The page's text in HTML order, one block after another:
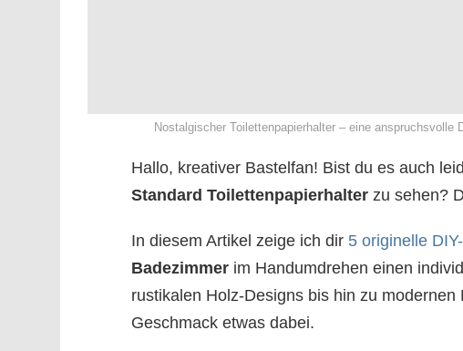
Nostalgischer Toilettenpapierhalter – eine
Hallo, kreativer Bastelfan! Bist du es auch
Standard Toilettenpapierhalter zu sehen?
In diesem Artikel zeige ich dir 5 originelle
Badezimmer im Handumdrehen einen
rustikalen Holz-Designs bis hin zu
Geschmack etwas dabei.